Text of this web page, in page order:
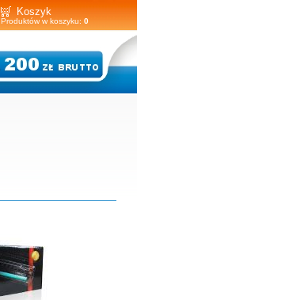
Koszyk
Produktów w koszyku: 0